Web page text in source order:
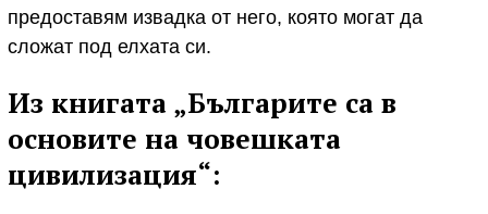
предоставям извадка от него, която могат да
сложат под елхата си.
Из книгата „Българите са в
основите на човешката
цивилизация“: